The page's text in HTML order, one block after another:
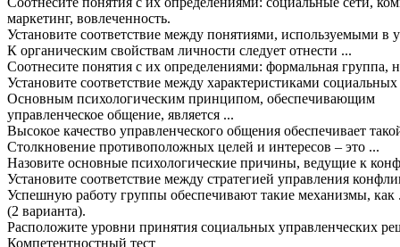
маркетинг, вовлеченность.
Установите соответствие между понятиями, используемыми в
К органическим свойствам личности следует отнести ...
Соотнесите понятия с их определениями: формальная группа,
Установите соответствие между характеристиками социальных
Основным психологическим принципом, обеспечивающим
управленческое общение, является ...
Высокое качество управленческого общения обеспечивает
Столкновение противоположных целей и интересов – это ...
Назовите основные психологические причины, ведущие к
Установите соответствие между стратегией управления
Успешную работу группы обеспечивают такие механизмы, как
(2 варианта).
Расположите уровни принятия социальных управленческих
Компетентностный тест